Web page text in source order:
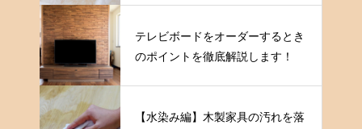
テレビボードをオーダーするとき
のポイントを徹底解説します！
【水染み編】木製家具の汚れを落